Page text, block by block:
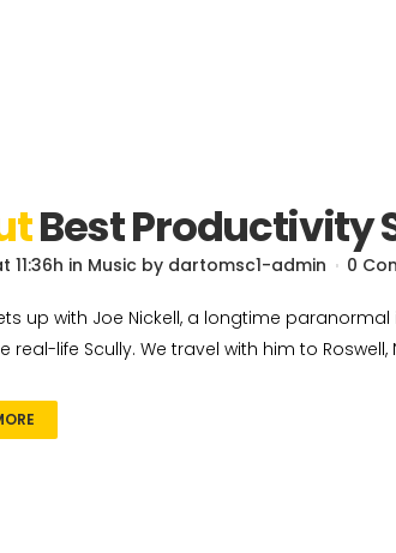
Best Productivity
11:36h in Music by dartomsc1-admin 0
up with Joe Nickell, a longtime
real-life Scully. We travel with him to Roswell,